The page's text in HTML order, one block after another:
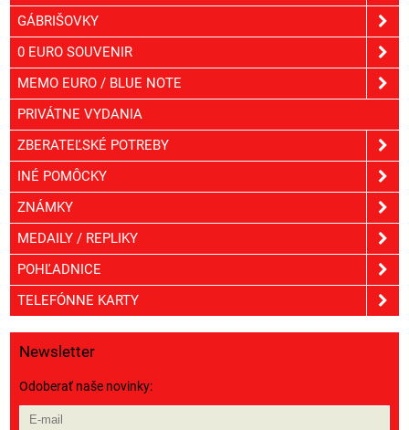
GÁBRIŠOVKY
0 EURO SOUVENIR
MEMO EURO / BLUE NOTE
PRIVÁTNE VYDANIA
ZBERATEĽSKÉ POTREBY
INÉ POMÔCKY
ZNÁMKY
MEDAILY / REPLIKY
POHĽADNICE
TELEFÓNNE KARTY
Newsletter
Odoberať naše novinky: